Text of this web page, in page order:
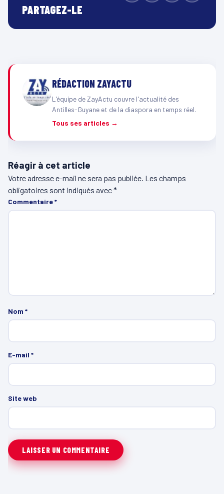
PARTAGEZ-LE
RÉDACTION ZAYACTU
L'équipe de ZayActu couvre l'actualité des
Antilles-Guyane et de la diaspora en temps réel.
Tous ses articles →
Réagir à cet article
Votre adresse e-mail ne sera pas publiée. Les champs
obligatoires sont indiqués avec*
Commentaire*
Nom *
E-mail *
Site web